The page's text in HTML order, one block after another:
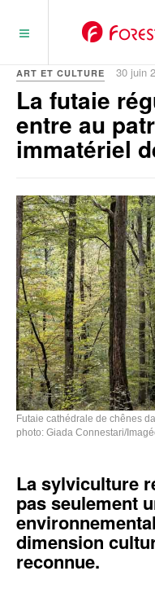
ART ET CULTURE 30 juin
La futaie
entre au
immatériel
Futaie cathédrale de chênes
photo: Giada Connestari/
La sylviculture
pas seulement
dimension
reconnue.